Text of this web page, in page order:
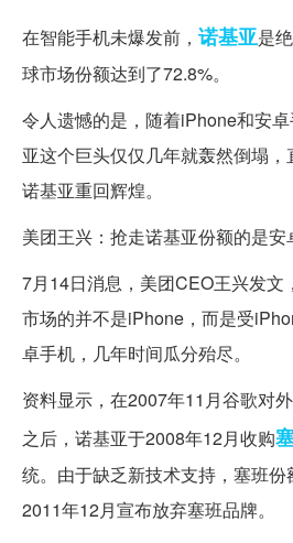
在智能手机未爆发前， 诺基亚是
球市场份额达到了72.8%。
令人遗憾的是，随着iPhone和安
亚这个巨头仅仅几年就轰然倒塌
诺基亚重回辉煌。
美团王兴：抢走诺基亚份额的是
7月14日消息，美团CEO王兴发文
市场的并不是iPhone，而是受
卓手机，几年时间瓜分殆尽。
资料显示，在2007年11月谷歌对
之后，诺基亚于2008年12月收购
统。由于缺乏新技术支持，塞班
2011年12月宣布放弃塞班品牌。